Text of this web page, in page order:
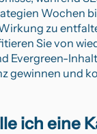
Wochen
zu
Sie von
Evergreen-
gewinnen und
ich eine